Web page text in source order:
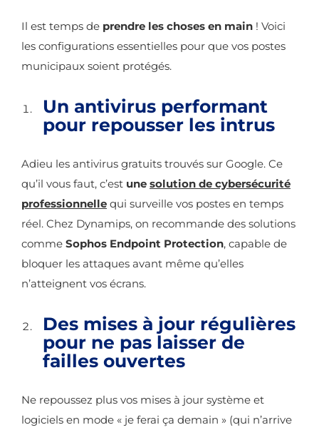
Il est temps de prendre les choses en main ! Voici
les configurations essentielles pour que vos postes
municipaux soient protégés.
Un antivirus performant
pour repousser les intrus
Adieu les antivirus gratuits trouvés sur Google. Ce
qu’il vous faut, c’est une solution de cybersécurité
professionnelle qui surveille vos postes en temps
réel. Chez Dynamips, on recommande des solutions
comme Sophos Endpoint Protection, capable de
bloquer les attaques avant même qu’elles
n’atteignent vos écrans.
Des mises à jour régulières
pour ne pas laisser de
failles ouvertes
Ne repoussez plus vos mises à jour système et
logiciels en mode « je ferai ça demain » (qui n’arrive